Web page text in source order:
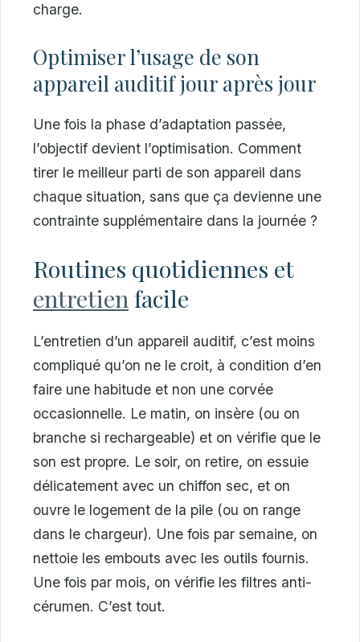
charge.
Optimiser l’usage de son
appareil auditif jour après jour
Une fois la phase d’adaptation passée,
l’objectif devient l’optimisation. Comment
tirer le meilleur parti de son appareil dans
chaque situation, sans que ça devienne une
contrainte supplémentaire dans la journée ?
Routines quotidiennes et
entretien facile
L’entretien d’un appareil auditif, c’est moins
compliqué qu’on ne le croit, à condition d’en
faire une habitude et non une corvée
occasionnelle. Le matin, on insère (ou on
branche si rechargeable) et on vérifie que le
son est propre. Le soir, on retire, on essuie
délicatement avec un chiffon sec, et on
ouvre le logement de la pile (ou on range
dans le chargeur). Une fois par semaine, on
nettoie les embouts avec les outils fournis.
Une fois par mois, on vérifie les filtres anti-
cérumen. C’est tout.